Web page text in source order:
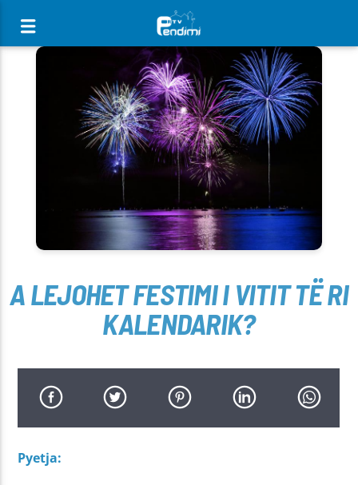
[There are no radio stations in the database]
A LEJOHET FESTIMI I VITIT TË RI
KALENDARIK?
Pyetja: